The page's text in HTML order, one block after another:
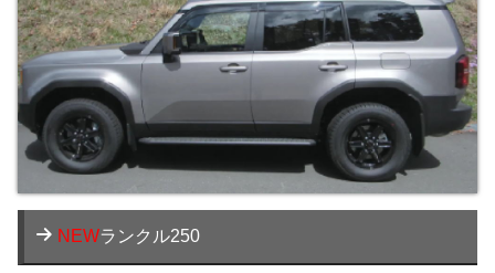
NEWランクル250